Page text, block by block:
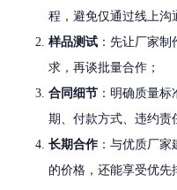
程，避免仅通过线上沟
样品测试 ：先让厂家
求，再谈批量合作；
合同细节 ：明确质量
期、付款方式、违约责
长期合作 ：与优质厂
的价格，还能享受优先